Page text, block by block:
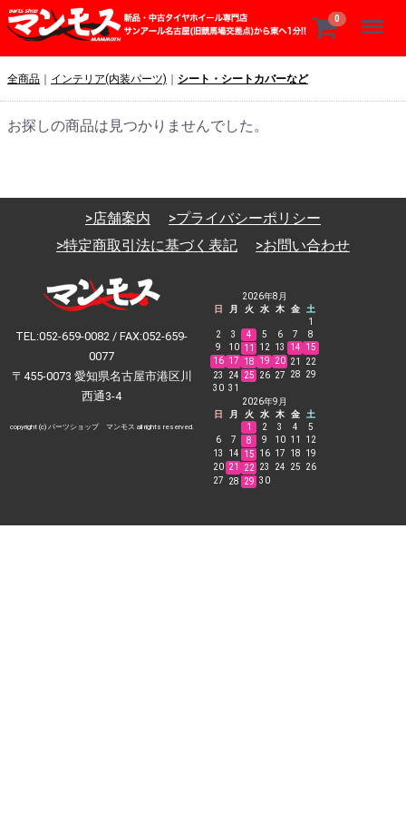
0 Menu
全商品 インテリア(内装パーツ) シート・シートカバーなど
お探しの商品は見つかりませんでした。
>店舗案内
>プライバシーポリシー
>特定商取引法に基づく表記
>お問い合わせ
TEL:052-659-0082 / FAX:052-659-
0077
〒455-0073 愛知県名古屋市港区川
西通3-4
copyright (c) パーツショップ マンモス all rights reserved.
2026年8月
日
月 火 水 木 金
土
1
2
3 4 5 6 7
8
9
10 11 12 13 14
15
16 17 18 19 20 21
22
23
24 25 26 27 28
29
30 31
2026年9月
日
月 火 水 木 金
土
1
2 3 4
5
6
7 8 9 10 11
12
13
14 15 16 17 18
19
20 21 22 23 24 25
26
27
28 29 30